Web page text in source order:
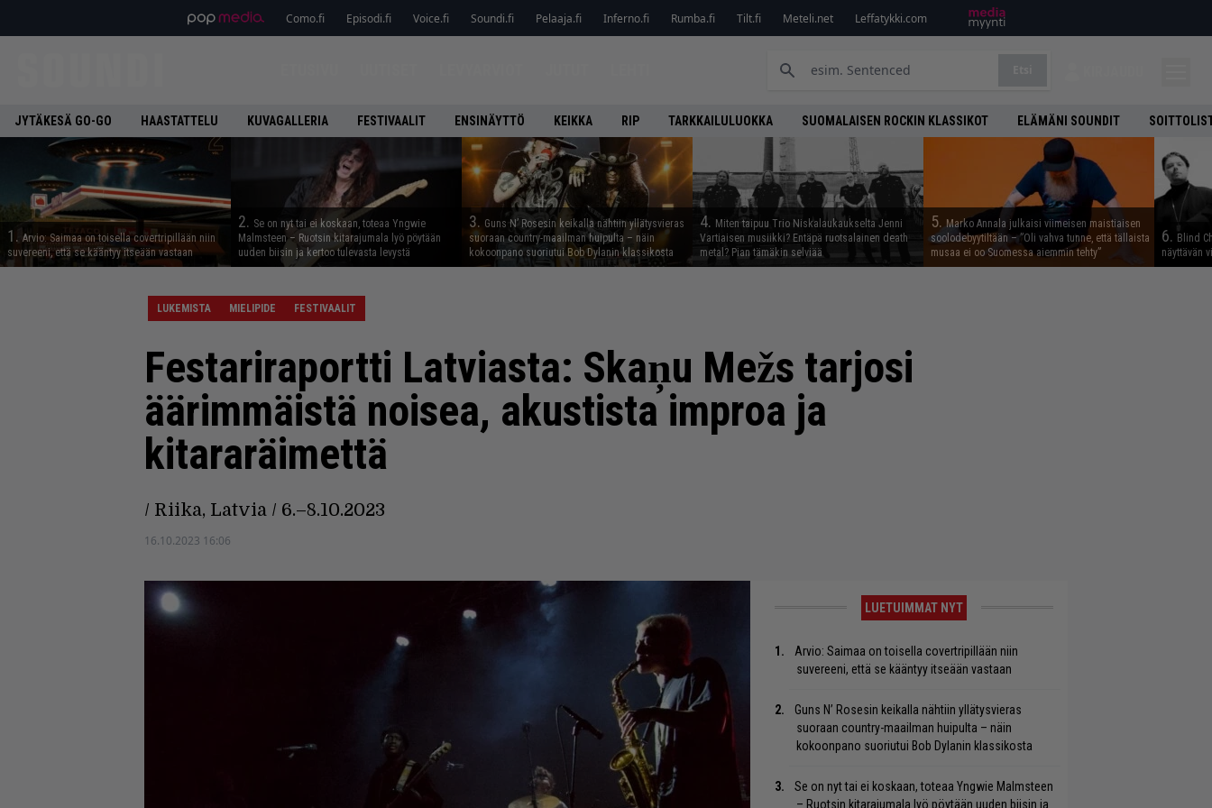
Como.fi Episodi.fi Voice.fi Soundi.fi Pelaaja.fi Inferno.fi Rumba.fi Tilt.fi Meteli.net Leffatykki.com
JYTÄKESÄ GO-GO HAASTATTELU KUVAGALLERIA FESTIVAALIT ENSINÄYTTÖ KEIKKA RIP TARKKAILULUOKKA SUOMALAISEN ROCKIN KLASSIKOT ELÄMÄNI SOUNDIT
1. Arvio: Saimaa on toisella covertripillään niin
suvereeni, että se kääntyy itseään vastaan
2. Se on nyt tai ei koskaan, toteaa Yngwie
Malmsteen – Ruotsin kitarajumala lyö pöytään
uuden biisin ja kertoo tulevasta levystä
3. Guns N’ Rosesin keikalla nähtiin yllätysvieras
suoraan country-maailman huipulta – näin
kokoonpano suoriutui Bob Dylanin klassikosta
4. Miten taipuu Trio Niskalaukaukselta Jenni
Vartiaisen musiikki? Entäpä ruotsalainen death
metal? Pian tämäkin selviää
5. Marko Annala julkaisi viimeisen maistiaisen
soolodebyytiltään – ”Oli vahva tunne, että tällaista
musaa ei oo Suomessa aiemmin tehty”
6. Blind
näyttävän
LUKEMISTA MIELIPIDE FESTIVAALIT
Festariraportti Latviasta: Skaņu Mežs tarjosi
äärimmäistä noisea, akustista improa ja
kitararäimettä
/ Riika, Latvia / 6.–8.10.2023
16.10.2023 16:06
LUETUIMMAT NYT
Arvio: Saimaa on toisella covertripillään niin
suvereeni, että se kääntyy itseään vastaan
Guns N’ Rosesin keikalla nähtiin yllätysvieras
suoraan country-maailman huipulta – näin
kokoonpano suoriutui Bob Dylanin klassikosta
Se on nyt tai ei koskaan, toteaa Yngwie Malmsteen
– Ruotsin kitarajumala lyö pöytään uuden biisin ja